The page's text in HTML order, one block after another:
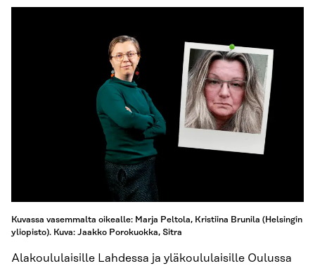
Kuvassa vasemmalta oikealle: Marja Peltola, Kristiina Brunila (Helsingin
yliopisto). Kuva: Jaakko Porokuokka, Sitra
Alakoululaisille Lahdessa ja yläkoululaisille Oulussa